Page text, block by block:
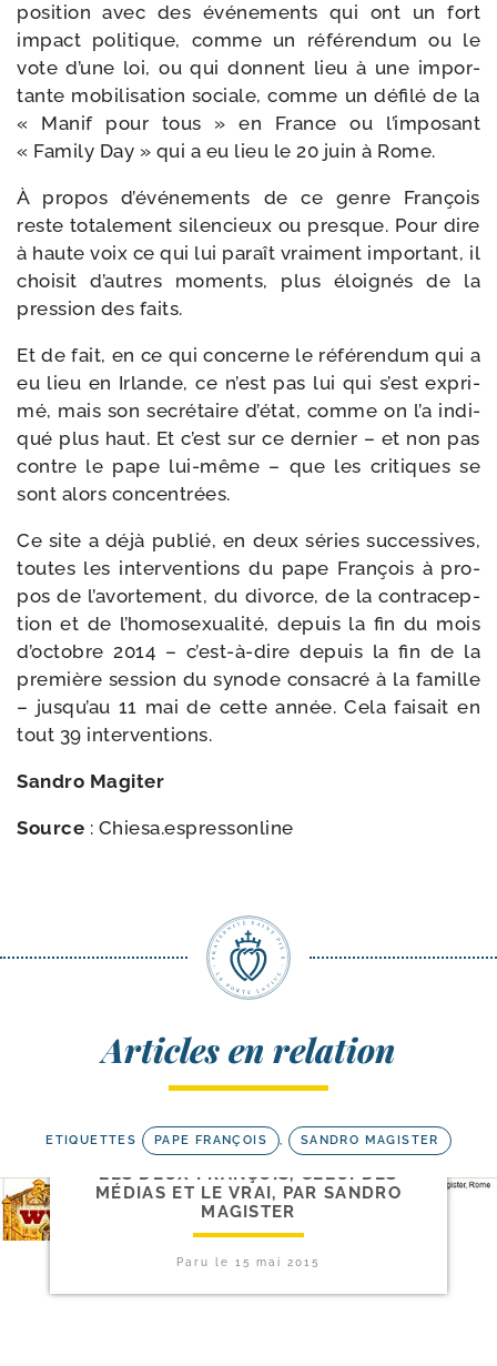
posi­tion avec des évé­ne­ments qui ont un fort
impact poli­tique, comme un réfé­ren­dum ou le
vote d’une loi, ou qui donnent lieu à une impor­
tante mobi­li­sa­tion sociale, comme un défi­lé de la
« Manif pour tous » en France ou l’im­po­sant
« Family Day » qui a eu lieu le 20 juin à Rome.
À pro­pos d’événements de ce genre François
reste tota­le­ment silen­cieux ou presque. Pour dire
à haute voix ce qui lui paraît vrai­ment impor­tant, il
choi­sit d’autres moments, plus éloi­gnés de la
pres­sion des faits.
Et de fait, en ce qui concerne le réfé­ren­dum qui a
eu lieu en Irlande, ce n’est pas lui qui s’est expri­
mé, mais son secré­taire d’état, comme on l’a indi­
qué plus haut. Et c’est sur ce der­nier – et non pas
contre le pape lui-​même – que les cri­tiques se
sont alors concentrées.
Ce site a déjà publié, en deux séries suc­ces­sives,
toutes les inter­ven­tions du pape François à pro­
pos de l’avortement, du divorce, de la contra­cep­
tion et de l’homosexualité, depuis la fin du mois
d’octobre 2014 – c’est-à-dire depuis la fin de la
pre­mière ses­sion du synode consa­cré à la famille
– jusqu’au 11 mai de cette année. Cela fai­sait en
tout 39 interventions.
Sandro Magiter
Source : Chiesa.espressonline
Articles en relation
ETIQUETTES PAPE FRANÇOIS , SANDRO MAGISTER
LES DEUX FRANÇOIS, CELUI DES
MÉDIAS ET LE VRAI, PAR SANDRO
MAGISTER
Paru le15 mai 2015